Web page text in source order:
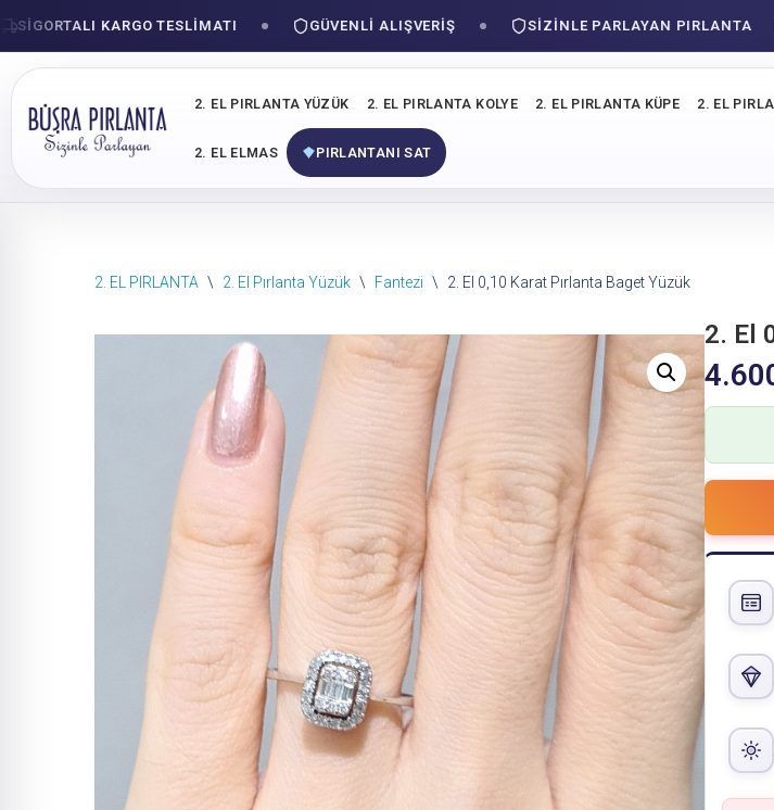
KARGO TESLIMATI GÜVENLI ALIŞVERIŞ SIZINLE PARLAYAN PIRLANTA
2. EL PIRLANTA YÜZÜK 2. EL PIRLANTA KOLYE 2. EL PIRLANTA KÜPE 2. EL
2. EL ELMAS PIRLANTANI SAT
2. EL PIRLANTA \ 2. El Pırlanta Yüzük \ Fantezi \ 2. El 0,10 Karat Pırlanta Baget Yüzük
2. El